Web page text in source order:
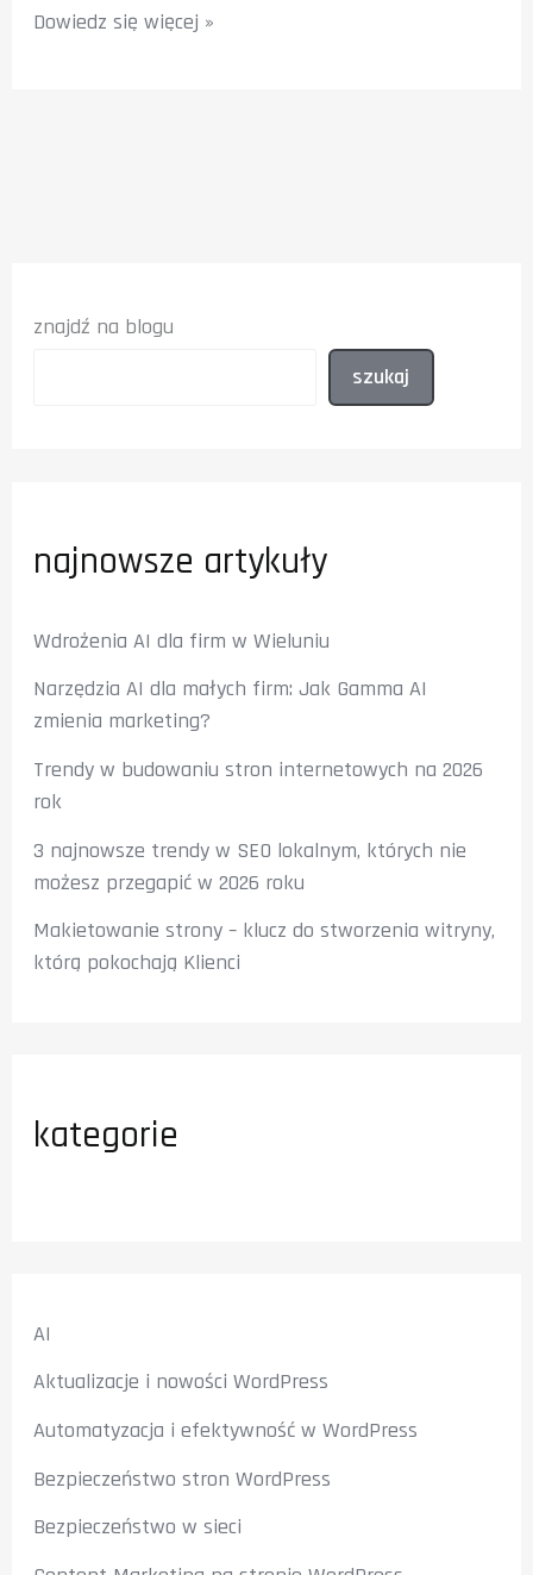
Pozycjonowanie
Dowiedz się więcej »
znajdź na blogu
szukaj
najnowsze artykuły
Wdrożenia AI dla firm w Wieluniu
Narzędzia AI dla małych firm: Jak Gamma AI
zmienia marketing?
Trendy w budowaniu stron internetowych na 2026
rok
3 najnowsze trendy w SEO lokalnym, których nie
możesz przegapić w 2026 roku
Makietowanie strony – klucz do stworzenia witryny,
którą pokochają Klienci
kategorie
AI
Aktualizacje i nowości WordPress
Automatyzacja i efektywność w WordPress
Bezpieczeństwo stron WordPress
Bezpieczeństwo w sieci